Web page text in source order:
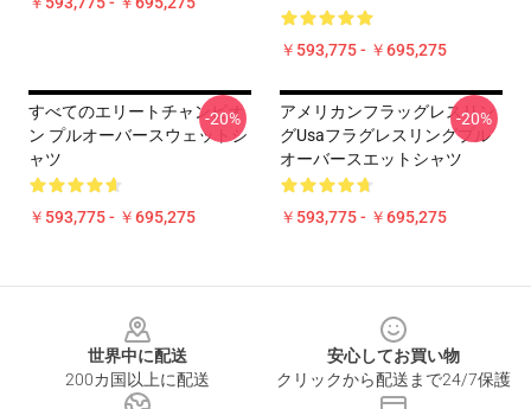
￥593,775 - ￥695,275
すべてのエリートチャンピオ
ン プルオーバースウェットシ
ャツ
￥593,775 - ￥695,275
-20%
アメリカンフラッグレスリン
グUsaフラグレスリングプル
オーバースエットシャツ
￥593,775 - ￥695,275
-20%
世界中に配送
200カ国以上に配送
安心してお買い物
クリックから配送まで24/7保護